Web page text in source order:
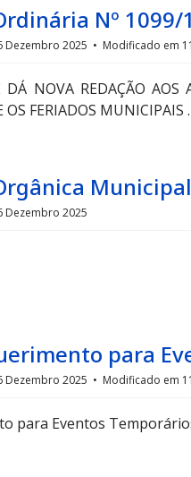
Nº 1099/
Dezembro 2025 Modificado em
DÁ NOVA REDAÇÃO
OS FERIADOS MUNICIPAIS .
Dezembro 2025
para
Dezembro 2025 Modificado em
para Eventos